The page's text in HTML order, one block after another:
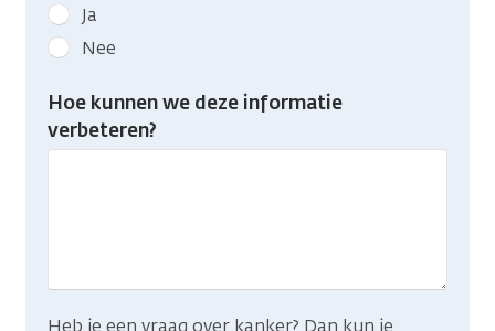
Geef
kanker.nl
feedback:
Heb
gevonden
Ja
Nee
Hoe kunnen we deze informatie
verbeteren?
Heb je een vraag over kanker? Dan kun je